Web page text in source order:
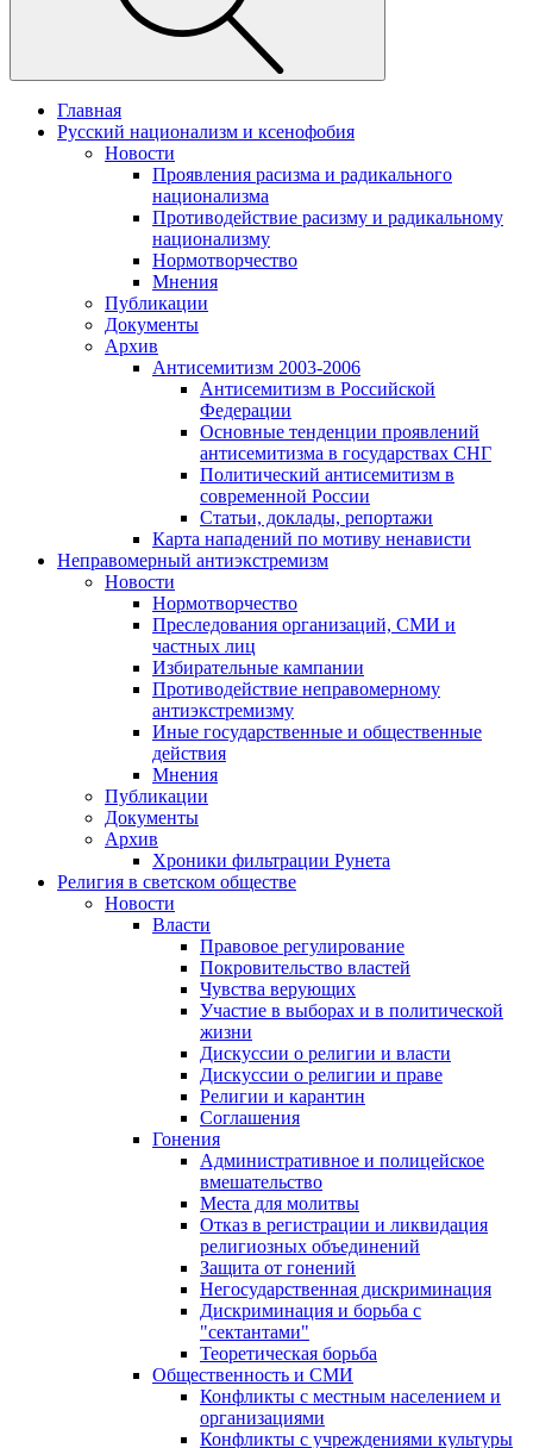
Главная
Русский национализм и ксенофобия
Новости
Проявления расизма и радикального
национализма
Противодействие расизму и радикальному
национализму
Нормотворчество
Мнения
Публикации
Документы
Архив
Антисемитизм 2003-2006
Антисемитизм в Российской
Федерации
Основные тенденции проявлений
антисемитизма в государствах СНГ
Политический антисемитизм в
современной России
Статьи, доклады, репортажи
Карта нападений по мотиву ненависти
Неправомерный антиэкстремизм
Новости
Нормотворчество
Преследования организаций, СМИ и
частных лиц
Избирательные кампании
Противодействие неправомерному
антиэкстремизму
Иные государственные и общественные
действия
Мнения
Публикации
Документы
Архив
Хроники фильтрации Рунета
Религия в светском обществе
Новости
Власти
Правовое регулирование
Покровительство властей
Чувства верующих
Участие в выборах и в политической
жизни
Дискуссии о религии и власти
Дискуссии о религии и праве
Религии и карантин
Соглашения
Гонения
Административное и полицейское
вмешательство
Места для молитвы
Отказ в регистрации и ликвидация
религиозных объединений
Защита от гонений
Негосударственная дискриминация
Дискриминация и борьба с
"сектантами"
Теоретическая борьба
Общественность и СМИ
Конфликты с местным населением и
организациями
Конфликты с учреждениями культуры